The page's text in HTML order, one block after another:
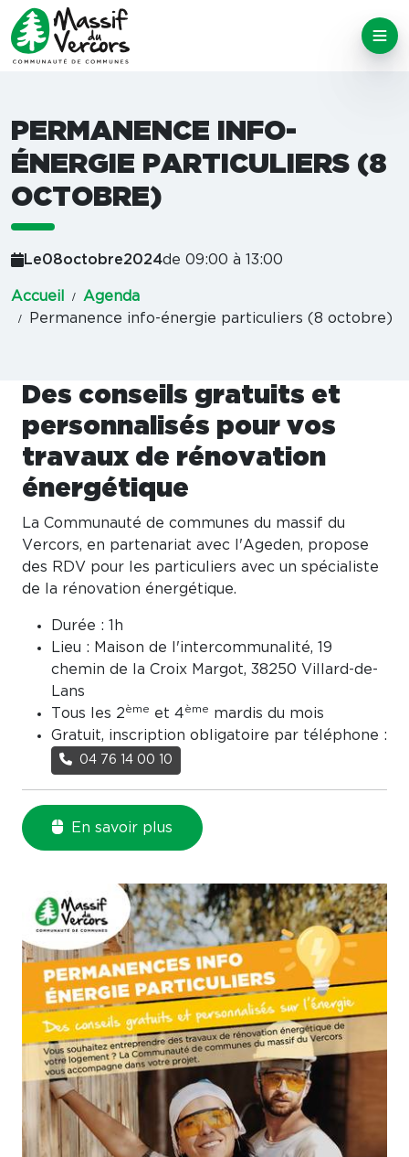
PERMANENCE INFO-
ÉNERGIE PARTICULIERS (8
OCTOBRE)
Le08octobre2024de 09:00 à 13:00
Accueil
Agenda
Permanence info-énergie particuliers (8 octobre)
Des conseils gratuits et
personnalisés pour vos
travaux de rénovation
énergétique
La Communauté de communes du massif du
Vercors, en partenariat avec l'Ageden, propose
des RDV pour les particuliers avec un spécialiste
de la rénovation énergétique.
Durée : 1h
Lieu : Maison de l'intercommunalité, 19
chemin de la Croix Margot, 38250 Villard-de-
Lans
Tous les 2ème et 4ème mardis du mois
Gratuit, inscription obligatoire par téléphone :
04 76 14 00 10
En savoir plus